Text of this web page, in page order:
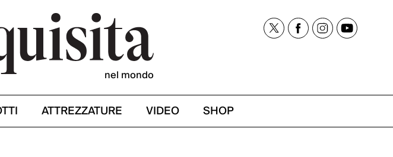
nel mondo
ATTREZZATURE VIDEO SHOP